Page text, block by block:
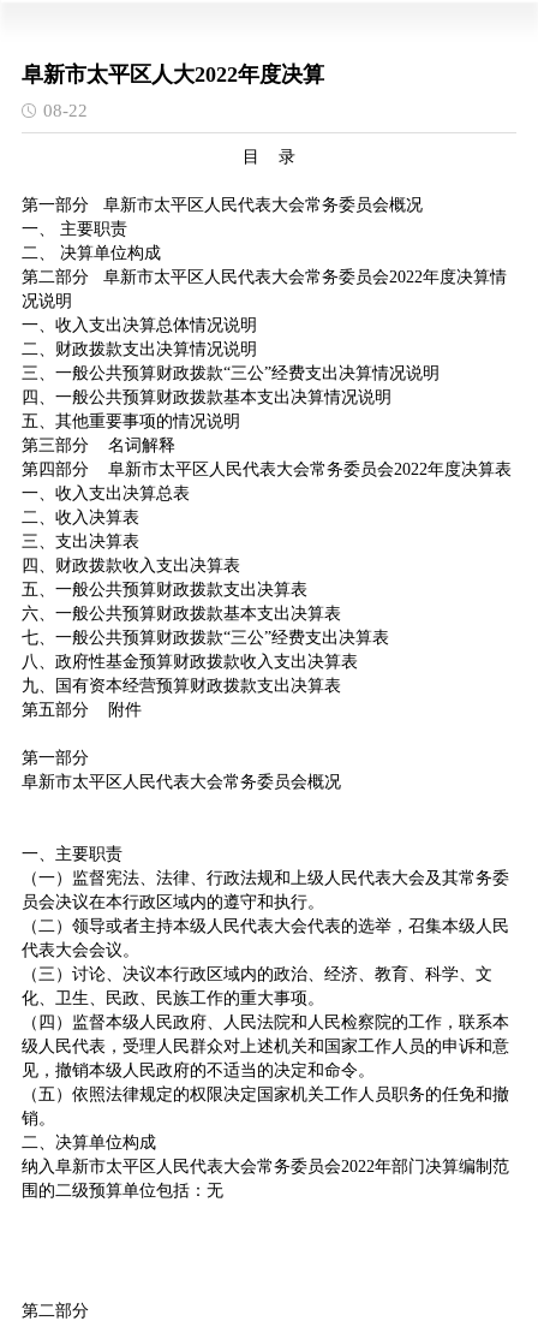
阜新市太平区人大2022年度决算
08-22
目 录
第一部分 阜新市太平区人民代表大会常务委员会概况
一、 主要职责
二、 决算单位构成
第二部分 阜新市太平区人民代表大会常务委员会2022年度决算情
况说明
一、收入支出决算总体情况说明
二、财政拨款支出决算情况说明
三、一般公共预算财政拨款“三公”经费支出决算情况说明
四、一般公共预算财政拨款基本支出决算情况说明
五、其他重要事项的情况说明
第三部分 名词解释
第四部分 阜新市太平区人民代表大会常务委员会2022年度决算表
一、收入支出决算总表
二、收入决算表
三、支出决算表
四、财政拨款收入支出决算表
五、一般公共预算财政拨款支出决算表
六、一般公共预算财政拨款基本支出决算表
七、一般公共预算财政拨款“三公”经费支出决算表
八、政府性基金预算财政拨款收入支出决算表
九、国有资本经营预算财政拨款支出决算表
第五部分 附件
第一部分
阜新市太平区人民代表大会常务委员会概况
一、主要职责
（一）监督宪法、法律、行政法规和上级人民代表大会及其常务委
员会决议在本行政区域内的遵守和执行。
（二）领导或者主持本级人民代表大会代表的选举，召集本级人民
代表大会会议。
（三）讨论、决议本行政区域内的政治、经济、教育、科学、文
化、卫生、民政、民族工作的重大事项。
（四）监督本级人民政府、人民法院和人民检察院的工作，联系本
级人民代表，受理人民群众对上述机关和国家工作人员的申诉和意
见，撤销本级人民政府的不适当的决定和命令。
（五）依照法律规定的权限决定国家机关工作人员职务的任免和撤
销。
二、决算单位构成
纳入阜新市太平区人民代表大会常务委员会2022年部门决算编制范
围的二级预算单位包括：无
第二部分